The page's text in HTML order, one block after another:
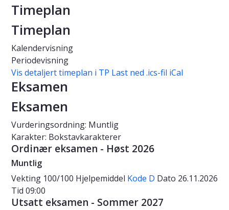
Timeplan
Timeplan
Kalendervisning
Periodevisning
Vis detaljert timeplan i TP Last ned .ics-fil iCal
Eksamen
Eksamen
Vurderingsordning: Muntlig
Karakter: Bokstavkarakterer
Ordinær eksamen - Høst 2026
Muntlig
Vekting 100/100 Hjelpemiddel Kode D Dato 26.11.2026
Tid 09:00
Utsatt eksamen - Sommer 2027